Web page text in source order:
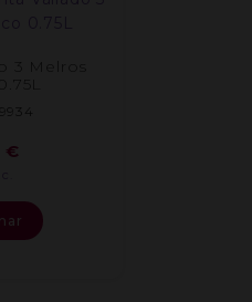
3 Melros
€